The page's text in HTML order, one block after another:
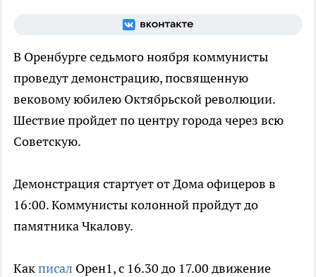
В Оренбурге седьмого ноября коммунисты
проведут демонстрацию, посвященную
вековому юбилею Октябрьской революции.
Шествие пройдет по центру города через всю
Советскую.
Демонстрация стартует от Дома офицеров в
16:00. Коммунисты колонной пройдут до
памятника Чкалову.
Какписал Орен1, с 16.30 до 17.00 движение